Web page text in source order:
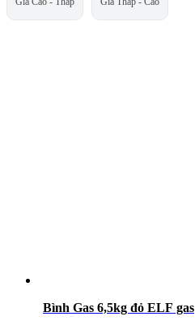
Bình Gas 6,5kg đỏ ELF gas